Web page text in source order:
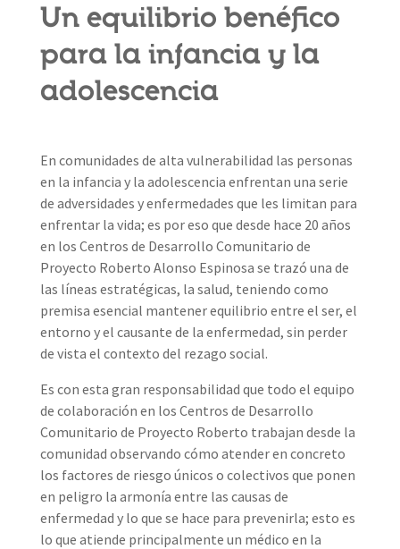
Un equilibrio benéfico
para la infancia y la
adolescencia
En comunidades de alta vulnerabilidad las personas
en la infancia y la adolescencia enfrentan una serie
de adversidades y enfermedades que les limitan para
enfrentar la vida; es por eso que desde hace 20 años
en los Centros de Desarrollo Comunitario de
Proyecto Roberto Alonso Espinosa se trazó una de
las líneas estratégicas, la salud, teniendo como
premisa esencial mantener equilibrio entre el ser, el
entorno y el causante de la enfermedad, sin perder
de vista el contexto del rezago social.
Es con esta gran responsabilidad que todo el equipo
de colaboración en los Centros de Desarrollo
Comunitario de Proyecto Roberto trabajan desde la
comunidad observando cómo atender en concreto
los factores de riesgo únicos o colectivos que ponen
en peligro la armonía entre las causas de
enfermedad y lo que se hace para prevenirla; esto es
lo que atiende principalmente un médico en la